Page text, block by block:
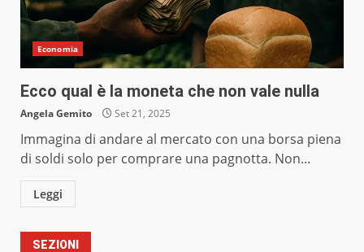
Economia
Ecco qual è la moneta che non vale nulla
Angela Gemito Set 21, 2025
Immagina di andare al mercato con una borsa piena
di soldi solo per comprare una pagnotta. Non...
Leggi
SEZIONI